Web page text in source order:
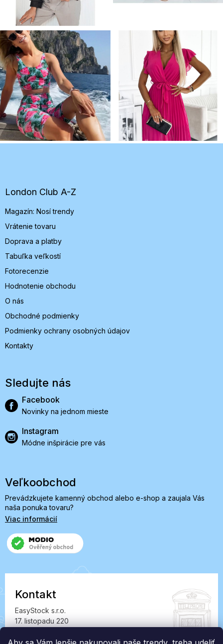
e
London Club A-Z
Magazín: Nosí trendy
Vrátenie tovaru
Doprava a platby
Tabuľka veľkostí
Fotorecenzie
Hodnotenie obchodu
O nás
Obchodné podmienky
Podmienky ochrany osobných údajov
Kontakty
Sledujte nás
Facebook
Novinky na jednom mieste
Instagram
Módne inšpirácie pre vás
Veľkoobchod
Prevádzkujete kamenný obchod alebo e-shop a zaujala Vás
naša ponuka tovaru?
Viac informácií
Kontakt
EasyStock s.r.o.
17. listopadu 220
IČ: 07727402, DIČ: CZ07727402